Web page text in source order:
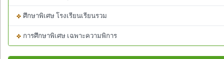
ศึกษาพิเศษ โรงเรียนเรียนรวม
การศึกษาพิเศษ เฉพาะความพิการ